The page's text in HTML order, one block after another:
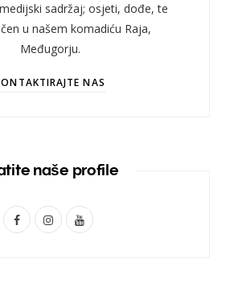
sadržaj; osjeti, dođe, te
u našem komadiću Raja,
Međugorju.
NAS
naše profile
F
I
Y